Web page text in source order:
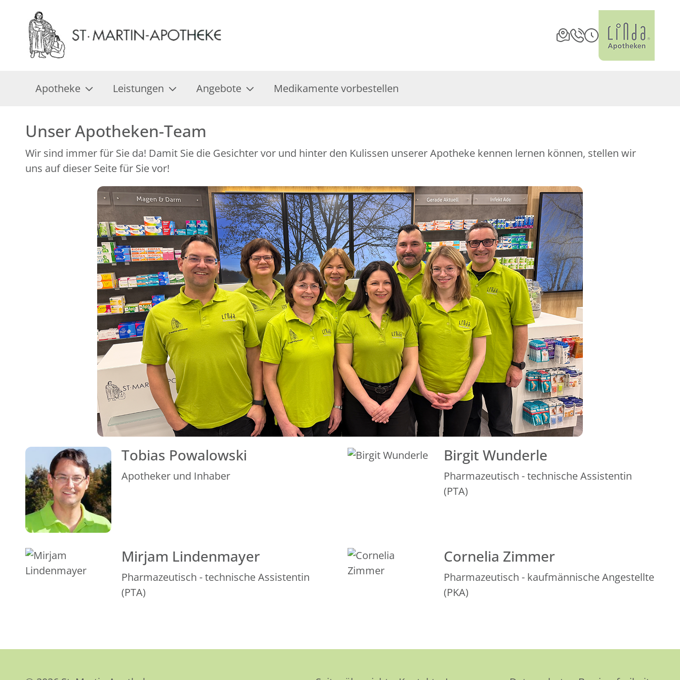
Apotheke Leistungen Angebote Medikamente vorbestellen
Unser Apotheken-Team
Wir sind immer für Sie da! Damit Sie die Gesichter vor und hinter den Kulissen unserer Apotheke kennen lernen können, stellen wir
uns auf dieser Seite für Sie vor!
Tobias Powalowski
Apotheker und Inhaber
Birgit Wunderle
Pharmazeutisch - technische Assistentin
(PTA)
Mirjam Lindenmayer
Pharmazeutisch - technische Assistentin
(PTA)
Cornelia Zimmer
Pharmazeutisch - kaufmännische Angestellte
(PKA)